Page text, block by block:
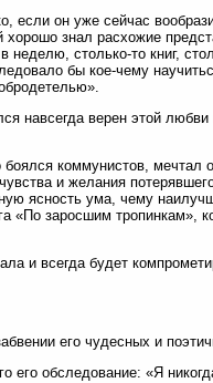
если он уже сейчас
хорошо знал расхожие
столько-то книг,
бы кое-чему
навсегда верен этой любви
коммунистов, мечтал
и желания
ясность ума, чему
«По заросшим тропинкам»,
и всегда будет
его чудесных и
его обследование: «Я